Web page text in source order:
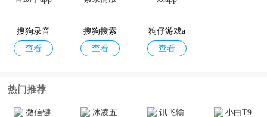
士唤醒冠
军之剑的
ivo版
版
搜狗录音
助手app
查看
搜狗搜索
亲情版
查看
狗仔游戏a
pp
查看
热门推荐